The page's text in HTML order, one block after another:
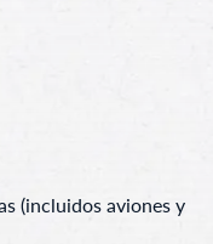
(incluidos aviones y